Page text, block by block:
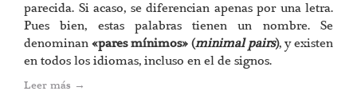
parecida. Si acaso, se diferencian apenas por una letra.
Pues bien, estas palabras tienen un nombre. Se
denominan«pares mínimos» (minimal pairs), y existen
en todos los idiomas, incluso en el de signos.
Leer más →